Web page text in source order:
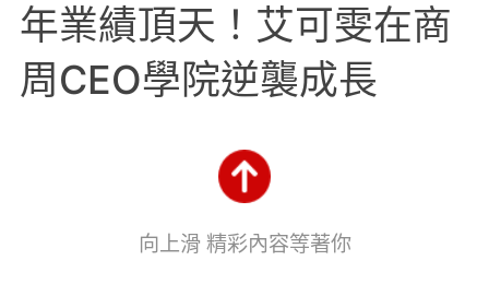
年業績頂天！艾可雯在商
周CEO學院逆襲成長
向上滑 精彩內容等著你